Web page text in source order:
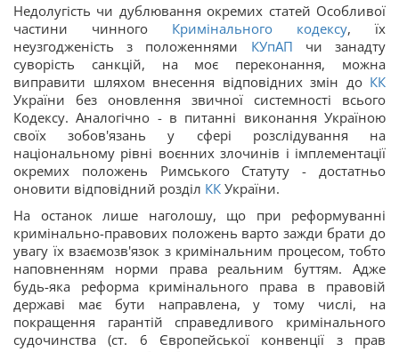
Недолугість чи дублювання окремих статей Особливої
частини чинного Кримінального кодексу, їх
неузгодженість з положеннями КУпАП чи занадту
суворість санкцій, на моє переконання, можна
виправити шляхом внесення відповідних змін до КК
України без оновлення звичної системності всього
Кодексу. Аналогічно - в питанні виконання Україною
своїх зобов'язань у сфері розслідування на
національному рівні воєнних злочинів і імплементації
окремих положень Римського Статуту - достатньо
оновити відповідний розділ КК України.
На останок лише наголошу, що при реформуванні
кримінально-правових положень варто зажди брати до
увагу їх взаємозв'язок з кримінальним процесом, тобто
наповненням норми права реальним буттям. Адже
будь-яка реформа кримінального права в правовій
державі має бути направлена, у тому числі, на
покращення гарантій справедливого кримінального
судочинства (ст. 6 Європейської конвенції з прав